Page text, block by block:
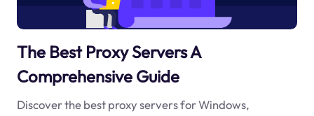
The Best Proxy Servers A
Comprehensive Guide
Discover the best proxy servers for Windows,